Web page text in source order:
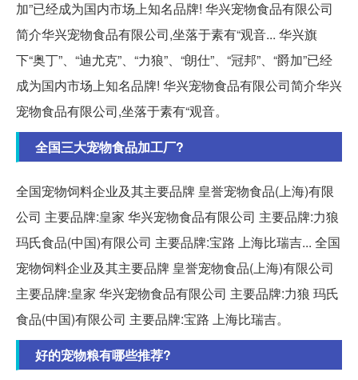
加”已经成为国内市场上知名品牌! 华兴宠物食品有限公司
简介华兴宠物食品有限公司,坐落于素有“观音... 华兴旗
下“奥丁”、“迪尤克”、“力狼”、“朗仕”、“冠邦”、“爵加”已经
成为国内市场上知名品牌! 华兴宠物食品有限公司简介华兴
宠物食品有限公司,坐落于素有“观音。
全国三大宠物食品加工厂?
全国宠物饲料企业及其主要品牌 皇誉宠物食品(上海)有限
公司 主要品牌:皇家 华兴宠物食品有限公司 主要品牌:力狼
玛氏食品(中国)有限公司 主要品牌:宝路 上海比瑞吉... 全国
宠物饲料企业及其主要品牌 皇誉宠物食品(上海)有限公司
主要品牌:皇家 华兴宠物食品有限公司 主要品牌:力狼 玛氏
食品(中国)有限公司 主要品牌:宝路 上海比瑞吉。
好的宠物粮有哪些推荐?